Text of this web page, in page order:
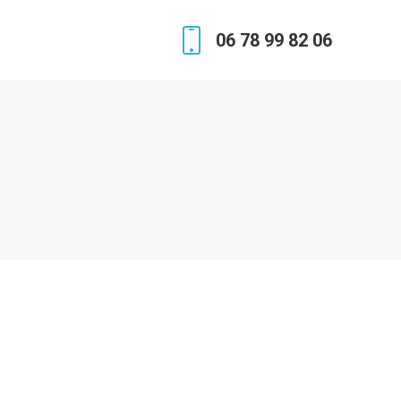
06 78 99 82 06